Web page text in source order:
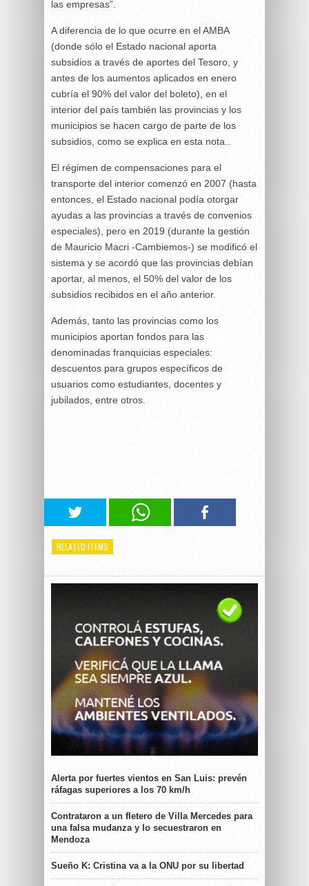
las empresas”.
A diferencia de lo que ocurre en el AMBA
(donde sólo el Estado nacional aporta
subsidios a través de aportes del Tesoro, y
antes de los aumentos aplicados en enero
cubría el 90% del valor del boleto), en el
interior del país también las provincias y los
municipios se hacen cargo de parte de los
subsidios, como se explica en esta nota..
El régimen de compensaciones para el
transporte del interior comenzó en 2007 (hasta
entonces, el Estado nacional podía otorgar
ayudas a las provincias a través de convenios
especiales), pero en 2019 (durante la gestión
de Mauricio Macri -Cambiemos-) se modificó el
sistema y se acordó que las provincias debían
aportar, al menos, el 50% del valor de los
subsidios recibidos en el año anterior.
Además, tanto las provincias como los
municipios aportan fondos para las
denominadas franquicias especiales:
descuentos para grupos específicos de
usuarios como estudiantes, docentes y
jubilados, entre otros.
RELATED ITEMS
Alerta por fuertes vientos en San Luis: prevén
ráfagas superiores a los 70 km/h
Contrataron a un fletero de Villa Mercedes para
una falsa mudanza y lo secuestraron en
Mendoza
Sueño K: Cristina va a la ONU por su libertad